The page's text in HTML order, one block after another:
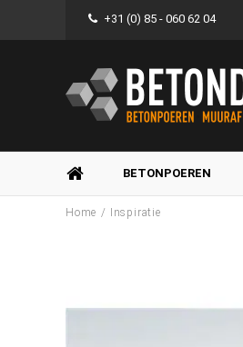
+31 (0) 85 - 060 62 04
BETONPOEREN
Home / Inspiratie